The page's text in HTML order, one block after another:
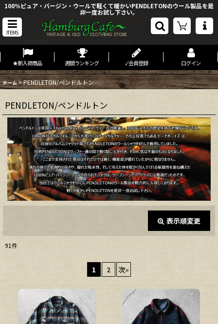
100％ピュア・バージン・ウールで軽くて暖かいPENDLETONのウール製品を是
非一度お試し下さい。
ITEMS
★新入荷商品 週間ランキング ✓会員登録 ログイン
ホーム >PENDLETON/ペンドルトン
PENDLETON/ペンドルトン
表示順変更
並び順:
閉じる
91件
1 2 次»